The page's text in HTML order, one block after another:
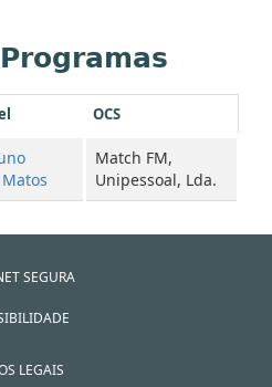
OCS
Match FM,
Unipessoal, Lda.
SEGURA
LEGAIS